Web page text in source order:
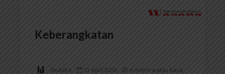
Keberangkatan
Redaksi 13 April 2012 4 menit waktu baca